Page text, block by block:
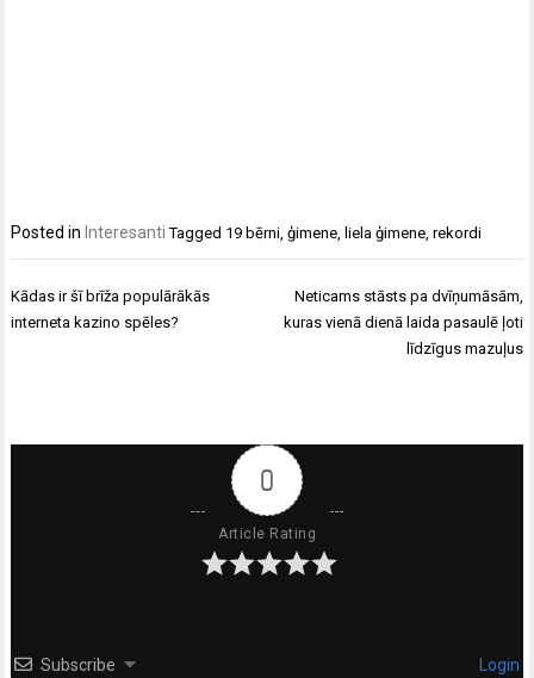
Posted in Interesanti Tagged 19 bērni,ģimene, liela ģimene,rekordi
Ziņu
izvēlne
Kādas ir šī brīža populārākās
interneta kazino spēles?
Neticams stāsts pa dvīņumāsām,
kuras vienā dienā laida pasaulē ļoti
līdzīgus mazuļus
0
Article Rating
Subscribe Login